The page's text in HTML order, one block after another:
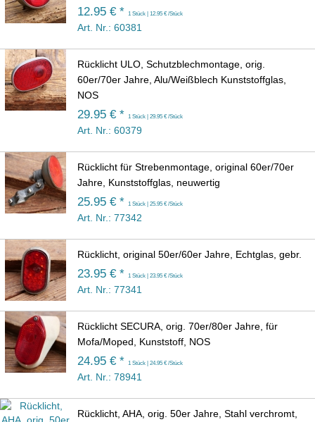
12.95 € * 1 Stück | 12.95 € /Stück
Art. Nr.: 60381
Rücklicht ULO, Schutzblechmontage, orig.
60er/70er Jahre, Alu/Weißblech Kunststoffglas,
NOS
29.95 € * 1 Stück | 29.95 € /Stück
Art. Nr.: 60379
Rücklicht für Strebenmontage, original 60er/70er
Jahre, Kunststoffglas, neuwertig
25.95 € * 1 Stück | 25.95 € /Stück
Art. Nr.: 77342
Rücklicht, original 50er/60er Jahre, Echtglas, gebr.
23.95 € * 1 Stück | 23.95 € /Stück
Art. Nr.: 77341
Rücklicht SECURA, orig. 70er/80er Jahre, für
Mofa/Moped, Kunststoff, NOS
24.95 € * 1 Stück | 24.95 € /Stück
Art. Nr.: 78941
Rücklicht, AHA, orig. 50er Jahre, Stahl verchromt,